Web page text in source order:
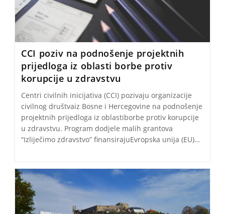
CCI poziv na podnošenje projektnih
prijedloga iz oblasti borbe protiv
korupcije u zdravstvu
Centri civilnih inicijativa (CCI) pozivaju organizacije
civilnog društvaiz Bosne i Hercegovine na podnošenje
projektnih prijedloga iz oblastiborbe protiv korupcije
u zdravstvu. Program dodjele malih grantova
“Izliječimo zdravstvo” finansirajuEvropska unija (EU)…